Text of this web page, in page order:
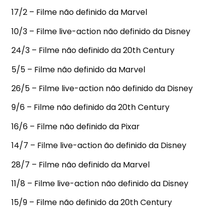
17/2 – Filme não definido da Marvel
10/3 – Filme live-action não definido da Disney
24/3 – Filme não definido da 20th Century
5/5 – Filme não definido da Marvel
26/5 – Filme live-action não definido da Disney
9/6 – Filme não definido da 20th Century
16/6 – Filme não definido da Pixar
14/7 – Filme live-action ão definido da Disney
28/7 – Filme não definido da Marvel
11/8 – Filme live-action não definido da Disney
15/9 – Filme não definido da 20th Century